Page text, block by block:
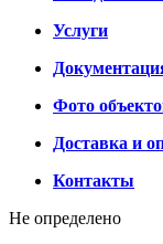
Услуги
Фото
Доставка и
Контакты
Не определено